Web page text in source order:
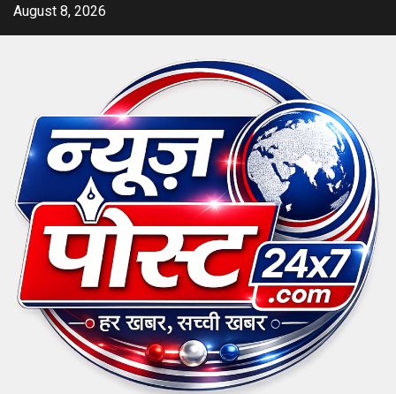
SkipAugust 8, 2026